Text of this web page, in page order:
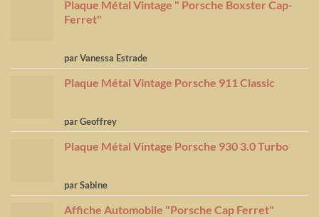
Plaque Métal Vintage " Porsche Boxster Cap-
Ferret"
Note5sur
5
par Vanessa Estrade
Plaque Métal Vintage Porsche 911 Classic
Note5sur
5
par Geoffrey
Plaque Métal Vintage Porsche 930 3.0 Turbo
Note5sur
5
par Sabine
Affiche Automobile "Porsche Cap Ferret"